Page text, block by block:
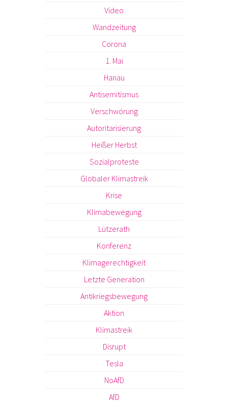
Video
Wandzeitung
Corona
1. Mai
Hanau
Antisemitismus
Verschwörung
Autoritarisierung
Heißer Herbst
Sozialproteste
Globaler Klimastreik
Krise
Klimabewegung
Lützerath
Konferenz
Klimagerechtigkeit
Letzte Generation
Antikriegsbewegung
Aktion
Klimastreik
Disrupt
Tesla
NoAfD
AfD